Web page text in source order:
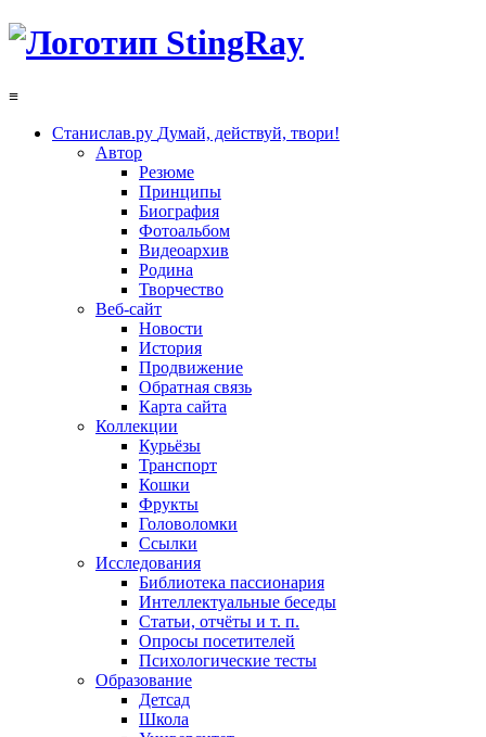
≡
Станислав.ру Думай, действуй, твори!
Автор
Резюме
Принципы
Биография
Фотоальбом
Видеоархив
Родина
Творчество
Веб-сайт
Новости
История
Продвижение
Обратная связь
Карта сайта
Коллекции
Курьёзы
Транспорт
Кошки
Фрукты
Головоломки
Ссылки
Исследования
Библиотека пассионария
Интеллектуальные беседы
Статьи, отчёты и т. п.
Опросы посетителей
Психологические тесты
Образование
Детсад
Школа